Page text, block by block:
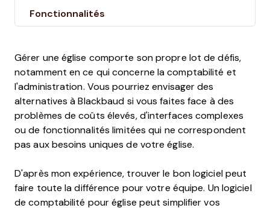
Fonctionnalités
Gérer une église comporte son propre lot de défis,
notamment en ce qui concerne la comptabilité et
l'administration. Vous pourriez envisager des
alternatives à Blackbaud si vous faites face à des
problèmes de coûts élevés, d'interfaces complexes
ou de fonctionnalités limitées qui ne correspondent
pas aux besoins uniques de votre église.
D'après mon expérience, trouver le bon logiciel peut
faire toute la différence pour votre équipe. Un logiciel
de comptabilité pour église peut simplifier vos